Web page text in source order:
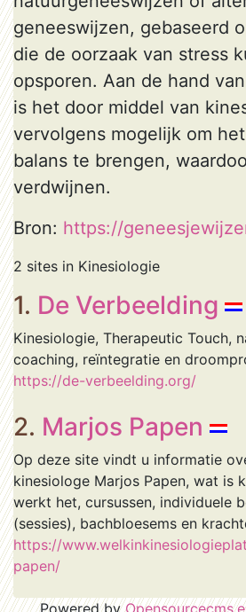
geneeswijzen, gebaseerd
die de oorzaak van stress
opsporen. Aan de hand
is het door middel van
vervolgens mogelijk om
balans te brengen,
verdwijnen.
Bron: https://
2 sites in Kinesiologie
1. De Verbeelding
Kinesiologie, Therapeutic Touch,
coaching, reïntegratie en
https://de-verbeelding.org/
2. Marjos Papen
Op deze site vindt u informatie
kinesiologe Marjos Papen, wat is
werkt het, cursussen, individuele
(sessies), bachbloesems en
https://
papen/
Powered by